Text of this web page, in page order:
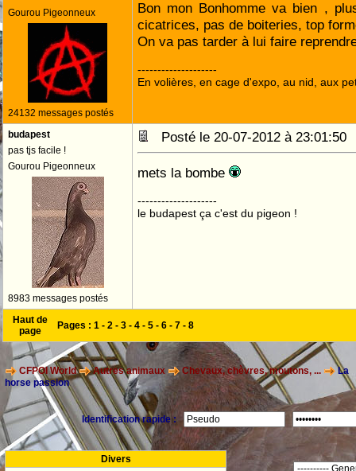
Gourou Pigeonneux
24132 messages postés
Bon mon Bonhomme va bien ,
cicatrices, pas de boiteries, top
On va pas tarder à lui faire
--------------------
En volières, en cage d'expo, au nid, aux
budapest
pas tjs facile !
Gourou Pigeonneux
8983 messages postés
Posté le 20-07-2012 à
mets la bombe
--------------------
le budapest ça c'est du pigeon !
Haut de
page
Pages : 1 - 2 - 3 - 4 - 5 - 6 - 7 - 8
CFPOI World Autres animaux Chevaux, chèvres, moutons, ...
La
horse passion
Identification rapide :
Divers